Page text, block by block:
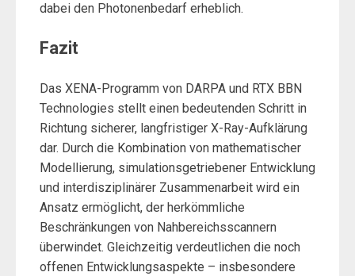
dabei den Photonenbedarf erheblich.
Fazit
Das XENA-Programm von DARPA und RTX BBN
Technologies stellt einen bedeutenden Schritt in
Richtung sicherer, langfristiger X-Ray-Aufklärung
dar. Durch die Kombination von mathematischer
Modellierung, simulationsgetriebener Entwicklung
und interdisziplinärer Zusammenarbeit wird ein
Ansatz ermöglicht, der herkömmliche
Beschränkungen von Nahbereichsscannern
überwindet. Gleichzeitig verdeutlichen die noch
offenen Entwicklungsaspekte – insbesondere